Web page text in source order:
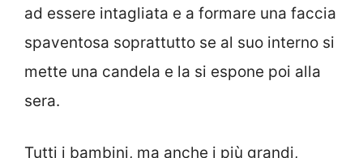
ad essere intagliata e a formare una faccia
spaventosa soprattutto se al suo interno si
mette una candela e la si espone poi alla
sera.
Tutti i bambini, ma anche i più grandi,